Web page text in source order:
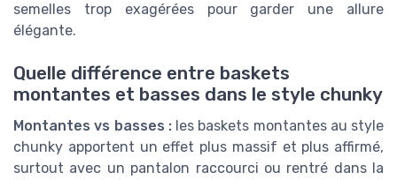
semelles trop exagérées pour garder une allure
élégante.
Quelle différence entre baskets
montantes et basses dans le style chunky
Montantes vs basses :les baskets montantes au style
chunky apportent un effet plus massif et plus affirmé,
surtout avec un pantalon raccourci ou rentré dans la